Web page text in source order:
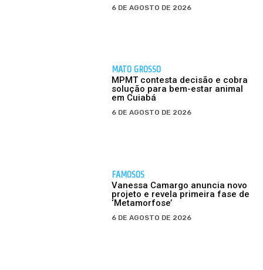
6 DE AGOSTO DE 2026
MATO GROSSO
MPMT contesta decisão e cobra
solução para bem-estar animal
em Cuiabá
6 DE AGOSTO DE 2026
FAMOSOS
Vanessa Camargo anuncia novo
projeto e revela primeira fase de
‘Metamorfose’
6 DE AGOSTO DE 2026